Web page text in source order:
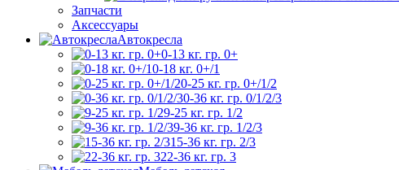
Запчасти
Аксессуары
Автокресла
0-13 кг. гр. 0+
0-18 кг. 0+/1
0-25 кг. гр. 0+/1/2
0-36 кг. гр. 0/1/2/3
9-25 кг. гр. 1/2
9-36 кг. гр. 1/2/3
15-36 кг. гр. 2/3
22-36 кг. гр. 3